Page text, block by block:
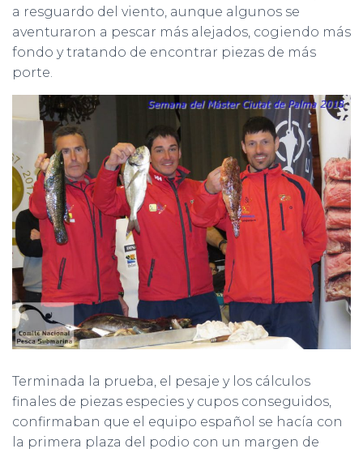
a resguardo del viento, aunque algunos se
aventuraron a pescar más alejados, cogiendo más
fondo y tratando de encontrar piezas de más
porte.
Terminada la prueba, el pesaje y los cálculos
finales de piezas especies y cupos conseguidos,
confirmaban que el equipo español se hacía con
la primera plaza del podio con un margen de